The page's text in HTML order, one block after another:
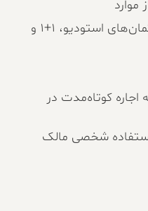
گزینه‌ای مناسب برای آپارتمان‌های استودیو، ۱+۱ و
کوتاه‌مدت در
شخصی مالک